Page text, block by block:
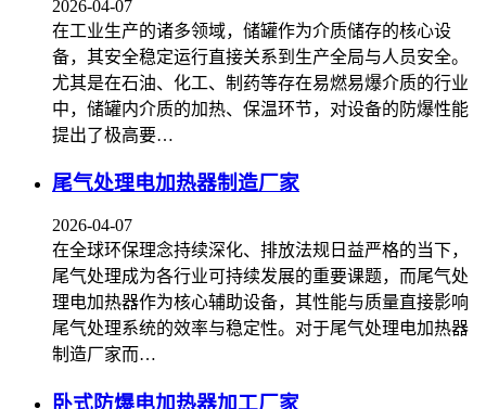
2026-04-07
在工业生产的诸多领域，储罐作为介质储存的核心设
备，其安全稳定运行直接关系到生产全局与人员安全。
尤其是在石油、化工、制药等存在易燃易爆介质的行业
中，储罐内介质的加热、保温环节，对设备的防爆性能
提出了极高要…
尾气处理电加热器制造厂家
2026-04-07
在全球环保理念持续深化、排放法规日益严格的当下，
尾气处理成为各行业可持续发展的重要课题，而尾气处
理电加热器作为核心辅助设备，其性能与质量直接影响
尾气处理系统的效率与稳定性。对于尾气处理电加热器
制造厂家而…
卧式防爆电加热器加工厂家